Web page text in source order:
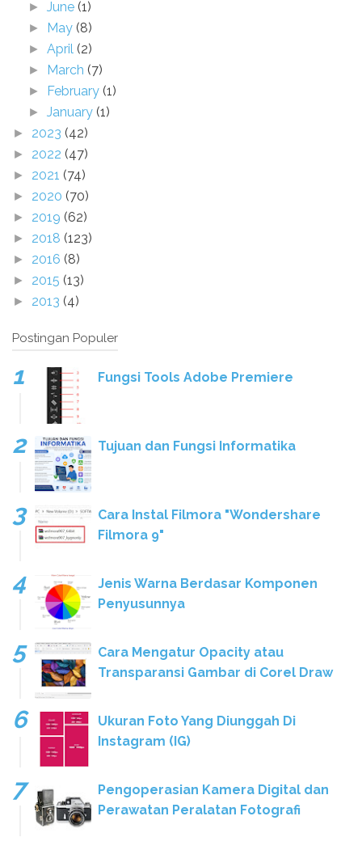
►June (1)
► May (8)
►April (2)
► March (7)
► February (1)
►January (1)
► 2023 (42)
► 2022 (47)
► 2021 (74)
► 2020 (70)
► 2019 (62)
► 2018 (123)
► 2016 (8)
► 2015 (13)
► 2013 (4)
Postingan Populer
Fungsi Tools Adobe Premiere
Tujuan dan Fungsi Informatika
Cara Instal Filmora "Wondershare
Filmora 9"
Jenis Warna Berdasar Komponen
Penyusunnya
Cara Mengatur Opacity atau
Transparansi Gambar di Corel Draw
Ukuran Foto Yang Diunggah Di
Instagram (IG)
Pengoperasian Kamera Digital dan
Perawatan Peralatan Fotografi